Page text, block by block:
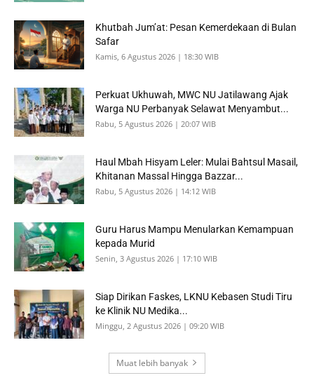
Khutbah Jum’at: Pesan Kemerdekaan di Bulan
Safar
Kamis, 6 Agustus 2026 | 18:30 WIB
Perkuat Ukhuwah, MWC NU Jatilawang Ajak
Warga NU Perbanyak Selawat Menyambut...
Rabu, 5 Agustus 2026 | 20:07 WIB
Haul Mbah Hisyam Leler: Mulai Bahtsul Masail,
Khitanan Massal Hingga Bazzar...
Rabu, 5 Agustus 2026 | 14:12 WIB
Guru Harus Mampu Menularkan Kemampuan
kepada Murid
Senin, 3 Agustus 2026 | 17:10 WIB
Siap Dirikan Faskes, LKNU Kebasen Studi Tiru
ke Klinik NU Medika...
Minggu, 2 Agustus 2026 | 09:20 WIB
Muat lebih banyak